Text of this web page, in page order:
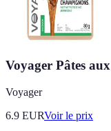
Voyager Pâtes
Voyager
6.9 EURVoir le prix